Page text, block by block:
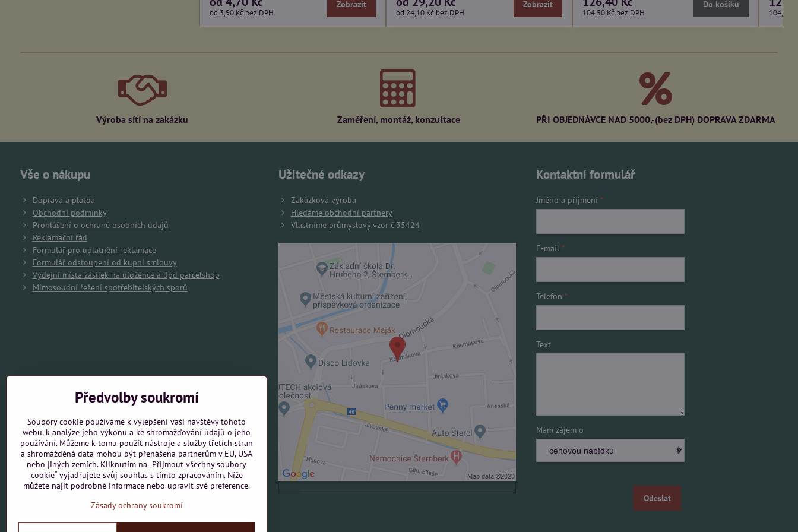
od 3,90 Kč bez DPH
Zobrazit
od 24,10 Kč bez DPH
Zobrazit
104,50 Kč bez DPH
Do košíku
104,50
Výroba sítí na zakázku Zaměření, montáž, konzultace PŘI OBJEDNÁVCE NAD 5000,-(bez DPH) DOPRAVA ZDARMA
Vše o nákupu
Doprava a platba
Obchodní podmínky
Prohlášení o ochrané osobních údajů
Reklamační řád
Formulář pro uplatnění reklamace
Formulář odstoupení od kupní smlouvy
Výdejní místa zásilek na uložence a dpd parcelshop
Mimosoudní řešení spotřebitelských sporů
Užitečné odkazy
Zakázková výroba
Hledáme obchodní partnery
Vlastníme průmyslový vzor č.35424
Externí obsah je blokován Volbami soukromí
Přejete si načíst externí obsah?
Povolit jednou
Povolit a zapamatovat - souhlas s druhem cookie:
Funkční
Otevřít obsah v novém okně
Kontaktní formulář
Jméno a příjmení*
E-mail*
Telefon*
Text
Mám zájem o
Odeslat
Předvolby soukromí
Soubory cookie používáme k vylepšení vaší návštěvy tohoto
webu, k analýze jeho výkonu a ke shromažďování údajů o jeho
používání. Můžeme k tomu použít nástroje a služby třetích stran
a shromážděná data mohou být přenášena partnerům v EU, USA
nebo jiných zemích. Kliknutím na „Přijmout všechny soubory
cookie“ vyjadřujete svůj souhlas s tímto zpracováním. Níže
můžete najít podrobné informace nebo upravit své preference.
Zásady ochrany soukromí